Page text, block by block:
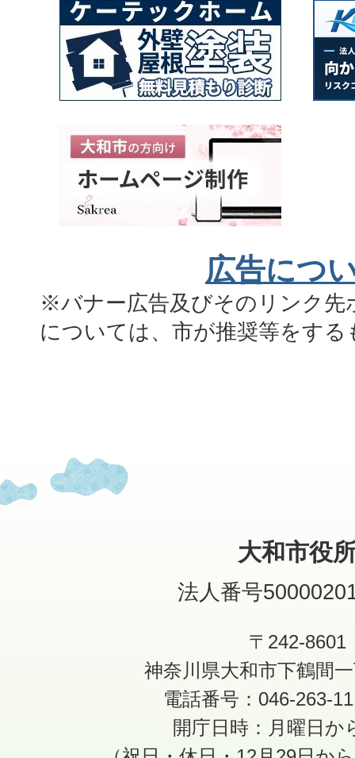
広告につ
※バナー広告及びそのリンク先
については、市が推奨等をす
大和市役
法人番号
〒242-8601
神奈川県大和市下鶴間
電話番号：046-263-
開庁日時：月曜日か